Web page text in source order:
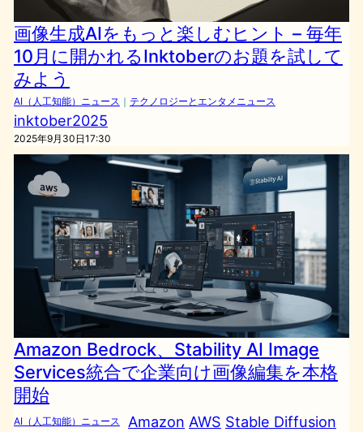
画像生成AIをもっと楽しむヒント – 毎年
10月に開かれるInktoberのお題を試して
みよう
AI（人工知能）ニュース ｜ テクノロジーとエンタメニュース
inktober2025
2025年9月30日17:30
Amazon Bedrock、Stability AI Image
Services統合で企業向け画像編集を本格
開始
AI（人工知能）ニュース Amazon AWS Stable Diffusion